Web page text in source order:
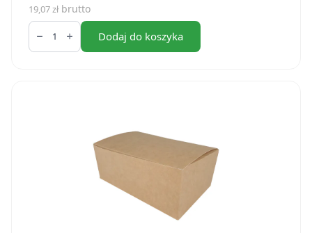
19,07zł brutto
ilość
Przykrywka
do
Dodaj do koszyka